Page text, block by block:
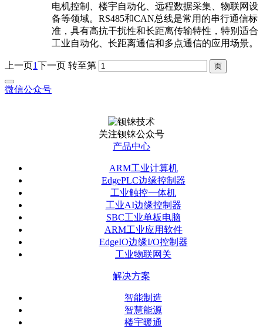
电机控制、楼宇自动化、远程数据采集、物联网设
备等领域。RS485和CAN总线是常用的串行通信标
准，具有高抗干扰性和长距离传输特性，特别适合
工业自动化、长距离通信和多点通信的应用场景。
上一页1下一页 转至第
微信公众号
关注钡铼公众号
产品中心
ARM工业计算机
EdgePLC边缘控制器
工业触控一体机
工业AI边缘控制器
SBC工业单板电脑
ARM工业应用软件
EdgeIO边缘I/O控制器
工业物联网关
解决方案
智能制造
智慧能源
楼宇暖通